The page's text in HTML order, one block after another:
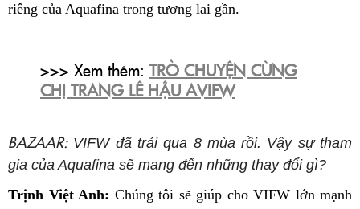
riêng của Aquafina trong tương lai gần.
>>> Xem thêm: TRÒ CHUYỆN CÙNG
CHỊ TRANG LÊ HẬU AVIFW
BAZAAR:VIFW đã trải qua 8 mùa rồi. Vậy sự tham
gia của Aquafina sẽ mang đến những thay đổi gì?
Trịnh Việt Anh: Chúng tôi sẽ giúp cho VIFW lớn mạnh